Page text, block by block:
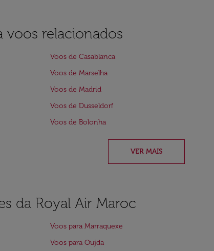
voos relacionados
Voos de Casablanca
Voos de Marselha
Voos de Madrid
Voos de Dusseldorf
Voos de Bolonha
VER MAIS
da Royal Air Maroc
Voos para Marraquexe
Voos para Oujda